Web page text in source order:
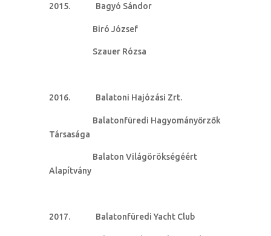
Bagyó Sándor
Biró József
Szauer Rózsa
Balatoni Hajózási Zrt.
Balatonfüredi Hagyományőrzők
Társasága
Balaton Világörökségéért
Alapítvány
Balatonfüredi Yacht Club